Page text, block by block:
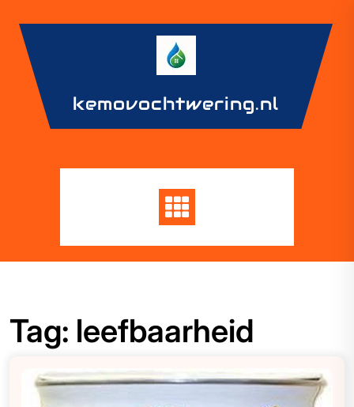
content
kemovochtwering.nl
Tag: leefbaarheid